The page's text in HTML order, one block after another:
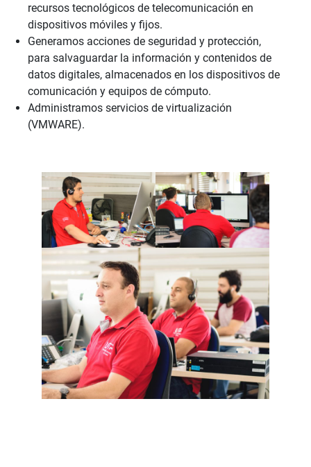
recursos tecnológicos de telecomunicación en
dispositivos móviles y fijos.
Generamos acciones de seguridad y protección,
para salvaguardar la información y contenidos de
datos digitales, almacenados en los dispositivos de
comunicación y equipos de cómputo.
Administramos servicios de virtualización
(VMWARE).